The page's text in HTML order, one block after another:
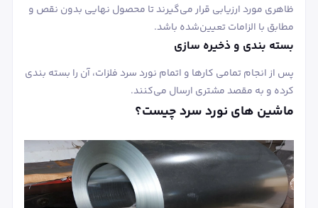
ظاهری مورد ارزیابی قرار می‌گیرند تا محصول نهایی بدون نقص و
مطابق با الزامات تعیین‌شده باشد.
بسته بندی و ذخیره سازی
پس از انجام تمامی کارها و اتمام نورد سرد فلزات، آن را بسته بندی
کرده و به مقصد مشتری ارسال می‌کنند.
ماشین های نورد سرد چیست؟